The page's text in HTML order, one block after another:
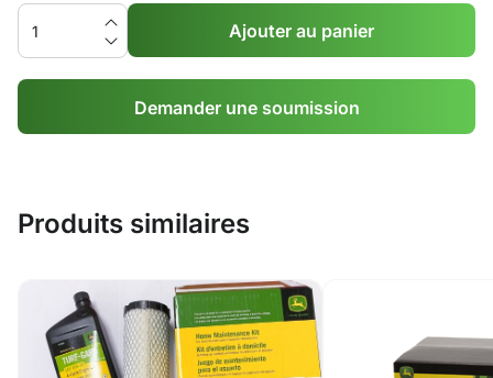
Ajouter au panier
Demander une soumission
Produits similaires